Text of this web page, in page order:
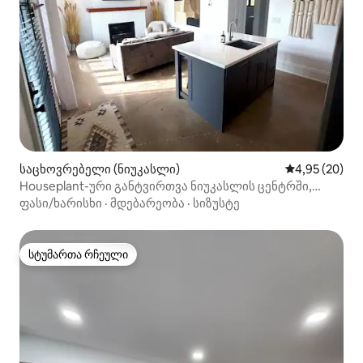
საცხოვრებელი (ნიუკასლი) საშუალო
4,95 (20)
Houseplant-ური განტვირთვა ნიუკასლის ცენტრში,
ურბანულ ლოფტში, პირველ სართულზე
ფასი/ხარისხი · მდებარეობა · სიზუსტე
სტუმართა რჩეული
სტუმართა რჩეული